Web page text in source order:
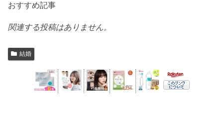
おすすめ記事
関連する投稿はありません。
結婚